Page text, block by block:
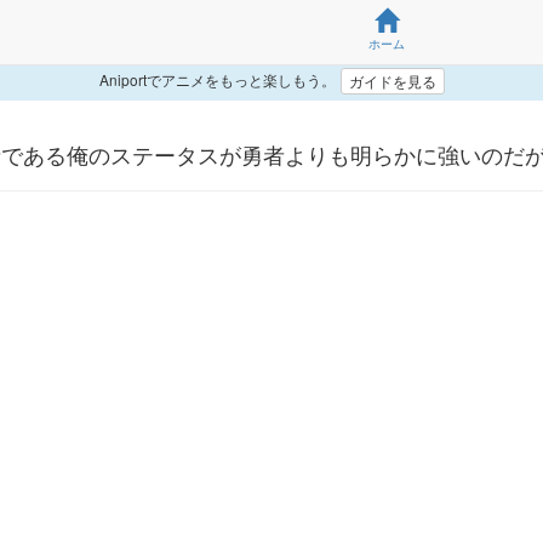
ホーム
Aniportでアニメをもっと楽しもう。 ガイドを見る
ある俺のステータスが勇者よりも明らかに強いのだ